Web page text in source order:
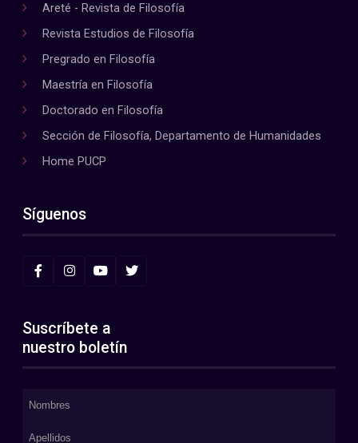
Areté - Revista de Filosofía
Revista Estudios de Filosofía
Pregrado en Filosofía
Maestría en Filosofía
Doctorado en Filosofía
Sección de Filosofía, Departamento de Humanidades
Home PUCP
Síguenos
Suscríbete a
nuestro boletín